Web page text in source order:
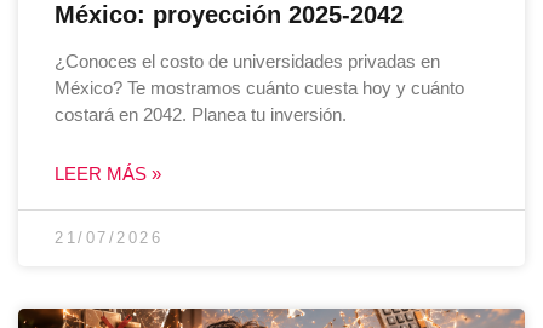
México: proyección 2025-2042
¿Conoces el costo de universidades privadas en
México? Te mostramos cuánto cuesta hoy y cuánto
costará en 2042. Planea tu inversión.
LEER MÁS »
21/07/2026